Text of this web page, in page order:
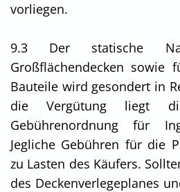
vorliegen.
9.3 Der statische
Großflächendecken sowie
Bauteile wird gesondert in
die Vergütung liegt
Gebührenordnung für
Jegliche Gebühren für die
zu Lasten des Käufers.
des Deckenverlegeplanes